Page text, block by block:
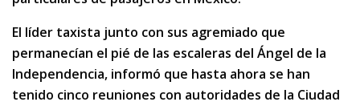
El líder taxista junto con sus agremiado que
permanecían el pié de las escaleras del Ángel de la
Independencia, informó que hasta ahora se han
tenido cinco reuniones con autoridades de la Ciudad